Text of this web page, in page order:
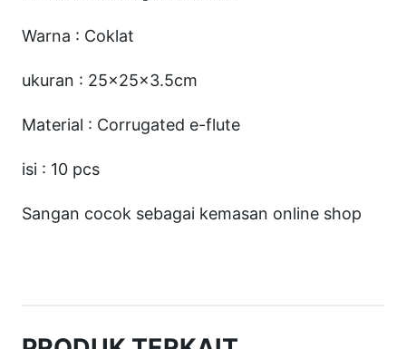
z
o
i
f
Warna : Coklat
ukuran : 25x25x3.5cm
Material : Corrugated e-flute
isi : 10 pcs
Sangan cocok sebagai kemasan online shop